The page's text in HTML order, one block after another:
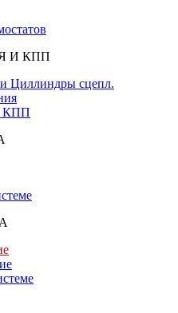
И КПП
Циллиндры сцепл.
КПП